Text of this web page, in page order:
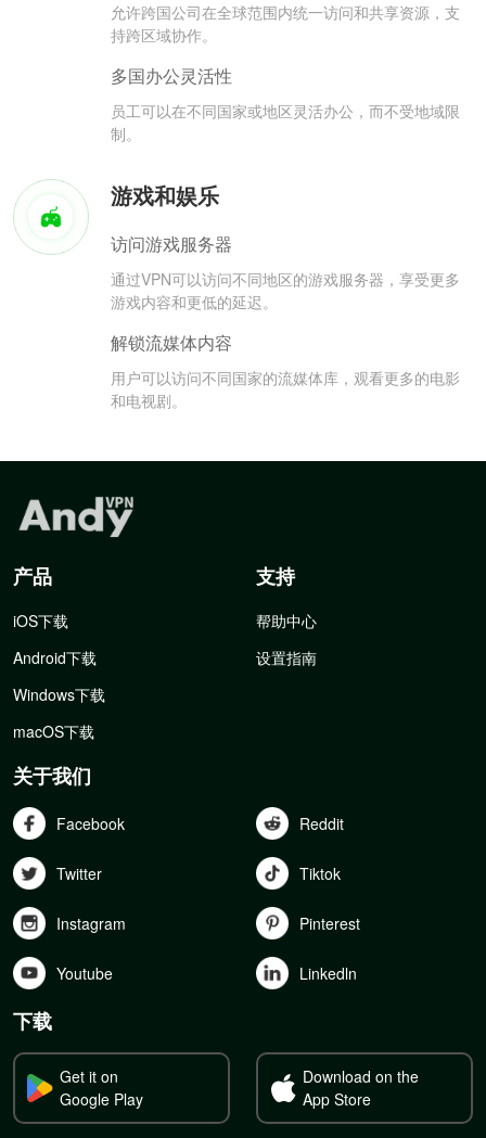
允许跨国公司在全球范围内统一访问和共享资源，支
持跨区域协作。
多国办公灵活性
员工可以在不同国家或地区灵活办公，而不受地域限
制。
游戏和娱乐
访问游戏服务器
通过VPN可以访问不同地区的游戏服务器，享受更多
游戏内容和更低的延迟。
解锁流媒体内容
用户可以访问不同国家的流媒体库，观看更多的电影
和电视剧。
产品
iOS下载
Android下载
Windows下载
macOS下载
支持
帮助中心
设置指南
关于我们
Facebook Reddit
Twitter Tiktok
Instagram Pinterest
Youtube Linkedln
下载
Get it on
Google Play
Download on the
App Store